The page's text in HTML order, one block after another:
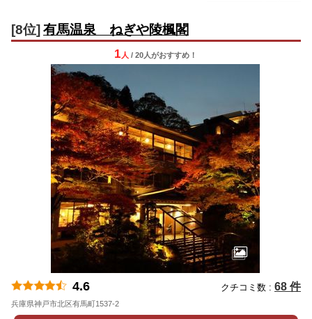
[8位] 有馬温泉 ねぎや陵楓閣
1 人 / 20人がおすすめ！
4.6 クチコミ数 : 68 件
兵庫県神戸市北区有馬町1537-2